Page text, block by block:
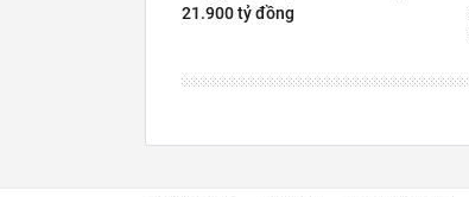
21.900 tỷ đồng